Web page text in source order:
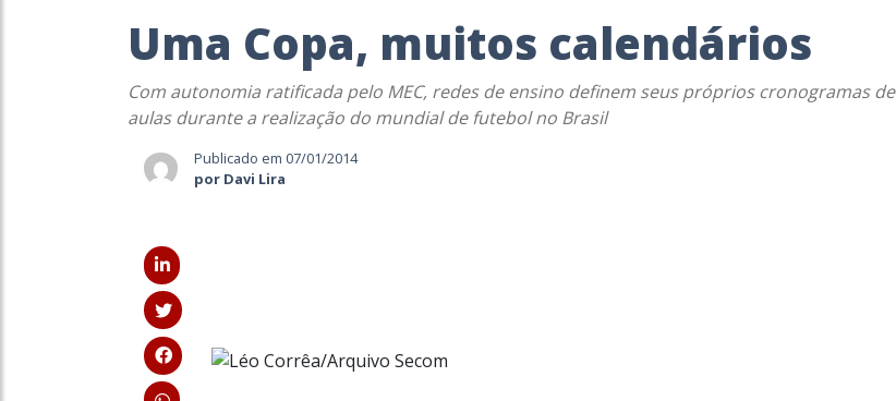
Uma Copa, muitos calendários
Com autonomia ratificada pelo MEC, redes de ensino definem seus próprios cronogramas de
aulas durante a realização do mundial de futebol no Brasil
Publicado em 07/01/2014
por Davi Lira